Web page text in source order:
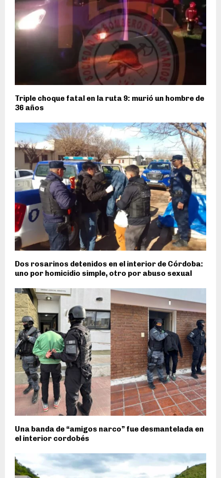
Triple choque fatal en la ruta 9: murió un hombre de
36 años
Dos rosarinos detenidos en el interior de Córdoba:
uno por homicidio simple, otro por abuso sexual
Una banda de “amigos narco” fue desmantelada en
el interior cordobés